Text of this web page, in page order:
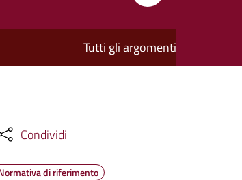
Tutti gli argomenti
Condividi
di riferimento